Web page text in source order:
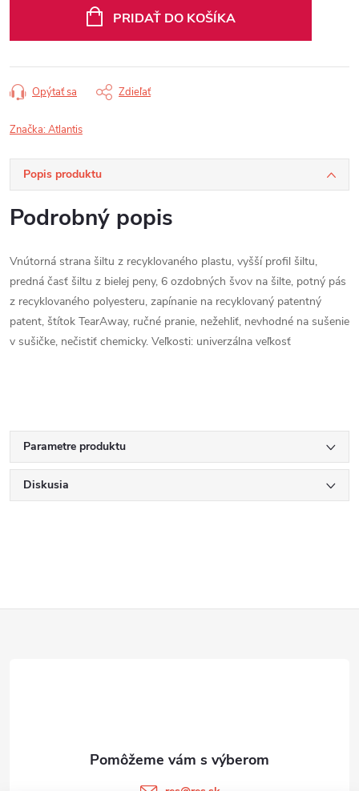
PRIDAŤ DO KOŠÍKA
Opýtať sa Zdieľať
Značka:Atlantis
Popis produktu
Podrobný popis
Vnútorná strana šiltu z recyklovaného plastu, vyšší profil šiltu,
predná časť šiltu z bielej peny, 6 ozdobných švov na šilte, potný pás
z recyklovaného polyesteru, zapínanie na recyklovaný patentný
patent, štítok TearAway, ručné pranie, nežehliť, nevhodné na sušenie
v sušičke, nečistiť chemicky. Veľkosti: univerzálna veľkosť
Parametre produktu
Diskusia